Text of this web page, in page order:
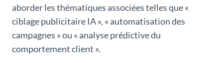
aborder les thématiques associées telles que «
ciblage publicitaire IA », « automatisation des
campagnes » ou « analyse prédictive du
comportement client ».